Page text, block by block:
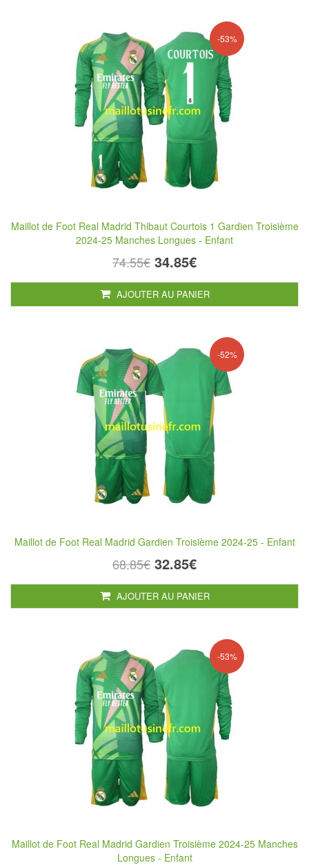
-53%
Maillot de Foot Real Madrid Thibaut Courtois 1 Gardien Troisième
2024-25 Manches Longues - Enfant
74.55€ 34.85€
AJOUTER AU PANIER
-52%
Maillot de Foot Real Madrid Gardien Troisième 2024-25 - Enfant
68.85€ 32.85€
AJOUTER AU PANIER
-53%
Maillot de Foot Real Madrid Gardien Troisième 2024-25 Manches
Longues - Enfant